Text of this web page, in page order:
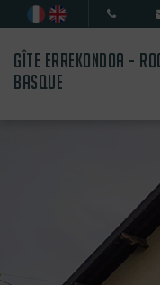
GÎTE ERREKONDOA -
BASQUE